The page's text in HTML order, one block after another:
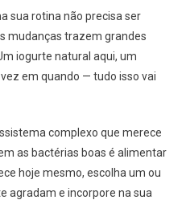
sua rotina não precisa ser
mudanças trazem grandes
iogurte natural aqui, um
em quando — tudo isso vai
complexo que merece
as bactérias boas é alimentar
hoje mesmo, escolha um ou
agradam e incorpore na sua